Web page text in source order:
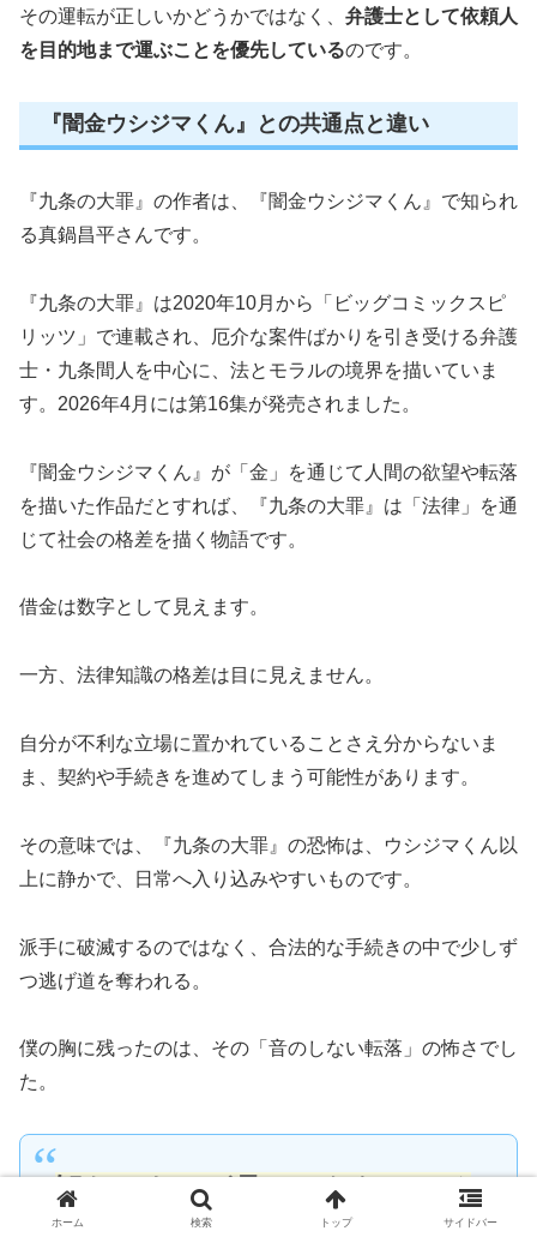
その運転が正しいかどうかではなく、 弁護士として依頼人
を目的地まで運ぶことを優先しているのです。
『闇金ウシジマくん』との共通点と違い
『九条の大罪』の作者は、『闇金ウシジマくん』で知られ
る真鍋昌平さんです。
『九条の大罪』は2020年10月から「ビッグコミックスピ
リッツ」で連載され、厄介な案件ばかりを引き受ける弁護
士・九条間人を中心に、法とモラルの境界を描いていま
す。2026年4月には第16集が発売されました。
『闇金ウシジマくん』が「金」を通じて人間の欲望や転落
を描いた作品だとすれば、『九条の大罪』は「法律」を通
じて社会の格差を描く物語です。
借金は数字として見えます。
一方、法律知識の格差は目に見えません。
自分が不利な立場に置かれていることさえ分からないま
ま、契約や手続きを進めてしまう可能性があります。
その意味では、『九条の大罪』の恐怖は、ウシジマくん以
上に静かで、日常へ入り込みやすいものです。
派手に破滅するのではなく、合法的な手続きの中で少しず
つ逃げ道を奪われる。
僕の胸に残ったのは、その「音のしない転落」の怖さでし
た。
観たいものが見つからない…そ
ホーム 検索 トップ サイドバー